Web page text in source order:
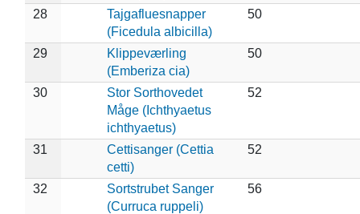
28
Tajgafluesnapper
(Ficedula albicilla)
50
29
Klippeværling
(Emberiza cia)
50
30
Stor Sorthovedet
Måge (Ichthyaetus
ichthyaetus)
52
31
Cettisanger (Cettia
cetti)
52
32
Sortstrubet Sanger
(Curruca ruppeli)
56